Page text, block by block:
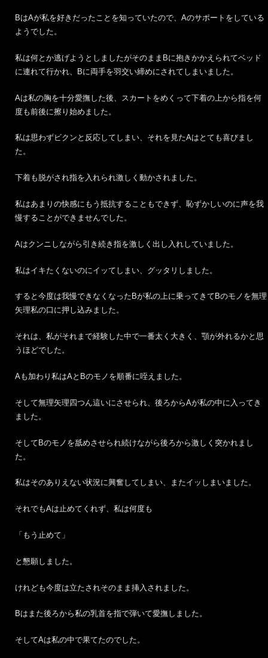
BはAが私を好きだったことを知っていたので、Aのサポートをしている
ようでした。
私は何とか逃げようとしましたがそのままBに抱きかかえられてベッド
に連れて行かれ、Bに両手を羽交い締めにされてしまいました。
Aは私の胸を十分愛撫した後、スカートをめくって下着の上から指を何
度も前後に擦り始めました。
私は思わずビクンと反応してしまい、それを見たAはとても喜びまし
た。
下着も脱がされ指を入れられ激しく動かされました。
私はあまりの快感にもう抵抗することもできず、恥ずかしいのに声を我
慢することができませんでした。
Aはクンニしながら引き続き指を激しく出し入れしていました。
私はイキたくないのにイッてしまい、グッタリしました。
すると今度は我慢できなくなったBが私の上に乗ってきてBのモノを無理
矢理私の口に押し込みました。
それは、私がそれまで経験した中で一番太く大きく、顎が外れるかと思
うほどでした。
Aも加わり私はAとBのモノを順番に咥えました。
そして無理矢理四つん這いにさせられ、後ろからAが私の中に入ってき
ました。
そしてBのモノを舐めさせられ続けながら後ろから激しく突かれまし
た。
私はそのありえない状況に興奮してしまい、またイッしまいました。
それでもAは止めてくれず、私は何度も
「もう止めて」
と懇願しました。
けれども今度は立たされそのまま挿入されました。
Bはまた後ろから私の乳首を指で弾いて愛撫しました。
そしてAは私の中で果てたのでした。